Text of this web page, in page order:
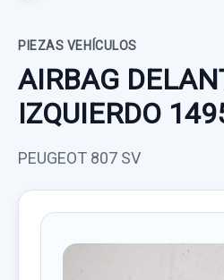
PIEZAS VEHÍCULOS
AIRBAG
IZQUIERDO
PEUGEOT 807 SV